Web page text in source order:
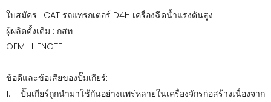
ใบสมัคร: CAT รถแทรกเตอร์ D4H เครื่องฉีดน้ำแรงดันสูง
ผู้ผลิตดั้งเดิม : กสท
OEM : HENGTE
ข้อดีและข้อเสียของปั๊มเกียร์:
1. ปั๊มเกียร์ถูกนำมาใช้กันอย่างแพร่หลายในเครื่องจักรก่อสร้างเนื่องจาก